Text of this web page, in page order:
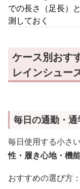
での長さ（足長）
測しておく
ケース別おす
レインシュー
毎日の通勤・
毎日使用する小さ
性・履き心地・機
おすすめの選び方：